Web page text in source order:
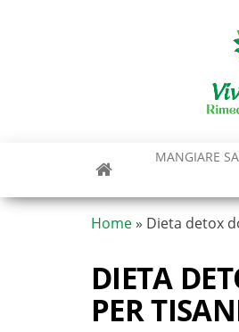
MANGIARE
Home » Dieta detox
DIETA
PER